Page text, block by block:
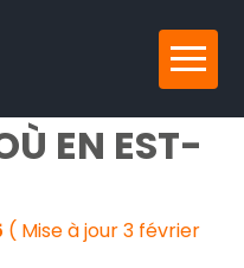
EN EST-
( Mise à jour 3 février